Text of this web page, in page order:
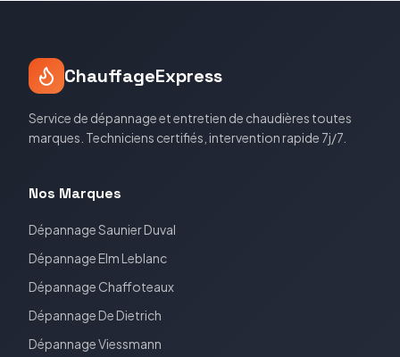
ChauffageExpress
Service de dépannage et entretien de chaudières toutes
marques. Techniciens certifiés, intervention rapide 7j/7.
Nos Marques
DépannageSaunier Duval
DépannageElm Leblanc
Dépannage Chaffoteaux
DépannageDe Dietrich
DépannageViessmann